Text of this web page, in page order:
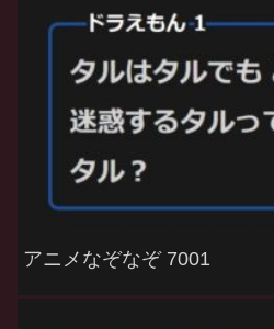
アニメなぞなぞ 7001